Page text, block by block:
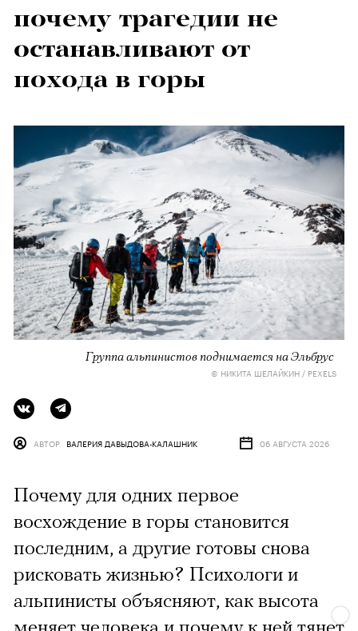
почему трагедии не
останавливают от
похода в горы
Группа альпинистов поднимается на Эльбрус
© НИКИТА ШЕЛАЙКИН / PEXELS
АВТОР ВАЛЕРИЯ ДАВЫДОВА-КАЛАШНИК 06 АВГУСТА 2026
Почему для одних первое
восхождение в горы становится
последним, а другие готовы снова
рисковать жизнью? Психологи и
альпинисты объясняют, как высота
меняет человека и почему к ней тянет